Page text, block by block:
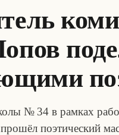
№ 34 в рамках
поэтический